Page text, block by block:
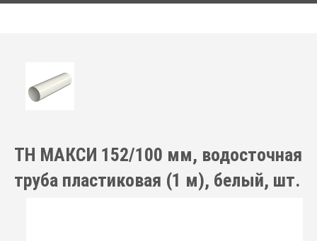
ТН МАКСИ 152/100 мм, водосточная
труба пластиковая (1 м), белый, шт.